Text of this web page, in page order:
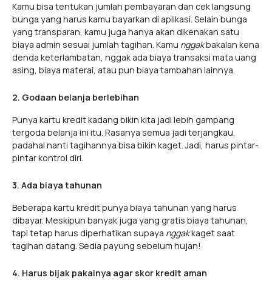
Kamu bisa tentukan jumlah pembayaran dan cek langsung
bunga yang harus kamu bayarkan di aplikasi. Selain bunga
yang transparan, kamu juga hanya akan dikenakan satu
biaya admin sesuai jumlah tagihan. Kamu nggakbakalan kena
denda keterlambatan, nggak ada biaya transaksi mata uang
asing, biaya materai, atau pun biaya tambahan lainnya.
2. Godaan belanja berlebihan
Punya kartu kredit kadang bikin kita jadi lebih gampang
tergoda belanja ini itu. Rasanya semua jadi terjangkau,
padahal nanti tagihannya bisa bikin kaget. Jadi, harus pintar-
pintar kontrol diri.
3. Ada biaya tahunan
Beberapa kartu kredit punya biaya tahunan yang harus
dibayar. Meskipun banyak juga yang gratis biaya tahunan,
tapi tetap harus diperhatikan supaya nggakkaget saat
tagihan datang. Sedia payung sebelum hujan!
4. Harus bijak pakainya agar skor kredit aman